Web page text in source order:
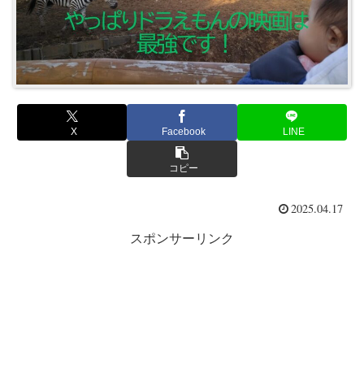
X Facebook LINE
コピー
2025.04.17
スポンサーリンク